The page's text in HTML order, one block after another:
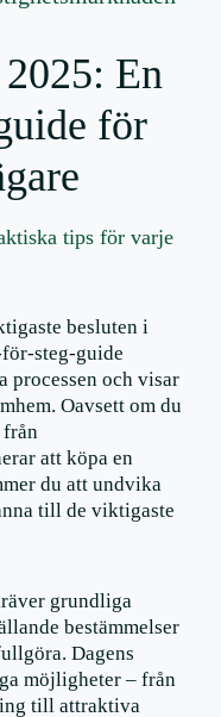
En
för
tips för varje
besluten i
steg-guide
processen och visar
Oavsett om du
från
att köpa en
du att undvika
till de viktigaste
grundliga
bestämmelser
Dagens
möjligheter – från
till attraktiva